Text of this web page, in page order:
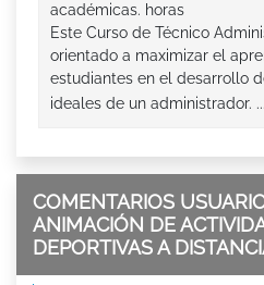
académicas. horas
Este Curso de Técnico
orientado a maximizar el
estudiantes en el desarrollo
ideales de un administrador. ...
COMENTARIOS
ANIMACIÓN DE
DEPORTIVAS A